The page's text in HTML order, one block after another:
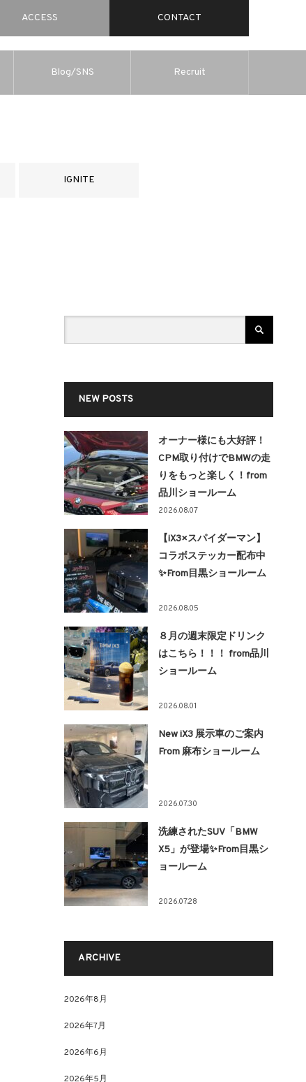
ACCESS CONTACT
Blog/SNS Recruit
IGNITE
NEW POSTS
オーナー様にも大好評！
CPM取り付けでBMWの走
りをもっと楽しく！from
品川ショールーム
2026.08.07
【iX3×スパイダーマン】
コラボステッカー配布中
✨From目黒ショールーム
2026.08.05
８月の週末限定ドリンク
はこちら！！！ from品川
ショールーム
2026.08.01
New iX3 展示車のご案内
From 麻布ショールーム
2026.07.30
洗練されたSUV「BMW
X5」が登場✨From目黒シ
ョールーム
2026.07.28
ARCHIVE
2026年8月
2026年7月
2026年6月
2026年5月